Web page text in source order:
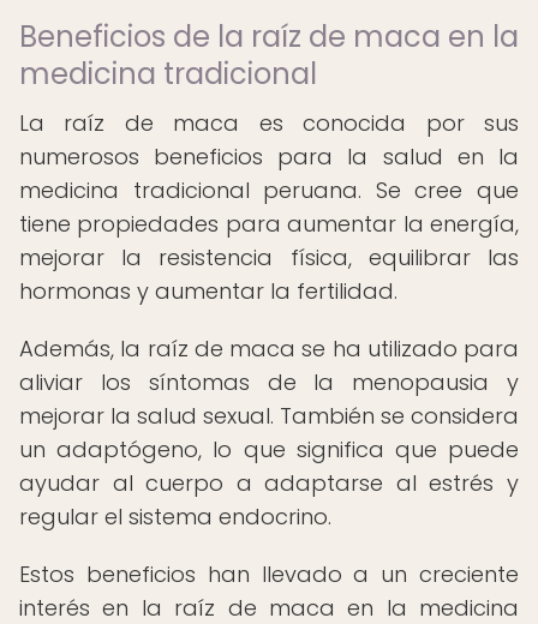
Beneficios de la raíz de maca en la
medicina tradicional
La raíz de maca es conocida por sus
numerosos beneficios para la salud en la
medicina tradicional peruana. Se cree que
tiene propiedades para aumentar la energía,
mejorar la resistencia física, equilibrar las
hormonas y aumentar la fertilidad.
Además, la raíz de maca se ha utilizado para
aliviar los síntomas de la menopausia y
mejorar la salud sexual. También se considera
un adaptógeno, lo que significa que puede
ayudar al cuerpo a adaptarse al estrés y
regular el sistema endocrino.
Estos beneficios han llevado a un creciente
interés en la raíz de maca en la medicina